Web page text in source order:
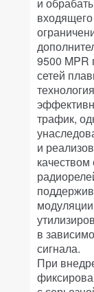
9500 MPR
сетей
трафик,
и
в
сигнала.
При